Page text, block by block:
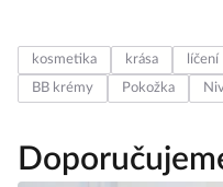
kosmetika krása líčení
BB krémy
Pokožka